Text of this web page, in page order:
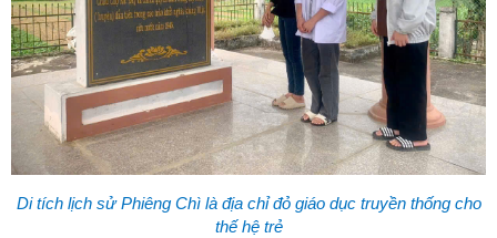
Di tích lịch sử Phiêng Chì là địa chỉ đỏ giáo dục truyền thống cho
thế hệ trẻ